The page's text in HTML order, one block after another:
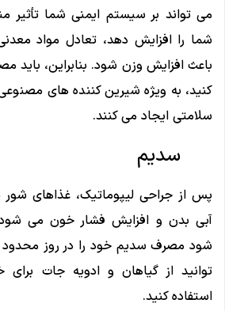
می تواند بر سیستم ایمنی شما تأثیر
شما را افزایش دهد، تعادل مواد
باعث افزایش وزن شود. بنابراین، باید
کنید، به ویژه شیرین کننده های
سلامتی ایجاد می کنند.
سدیم
پس از جراحی لیپوماتیک، غذاهای شور
آبی بدن و افزایش فشار خون می شود.
شود مصرف سدیم خود را در روز
توانید از گیاهان و ادویه جات
استفاده کنید.